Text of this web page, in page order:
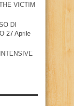
VICTIM
DI
27 Aprile